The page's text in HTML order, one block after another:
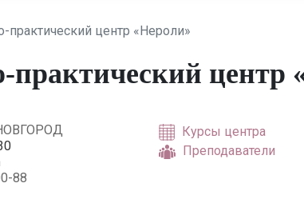
центр «Нероли»
центр
88
Курсы центра
Преподаватели